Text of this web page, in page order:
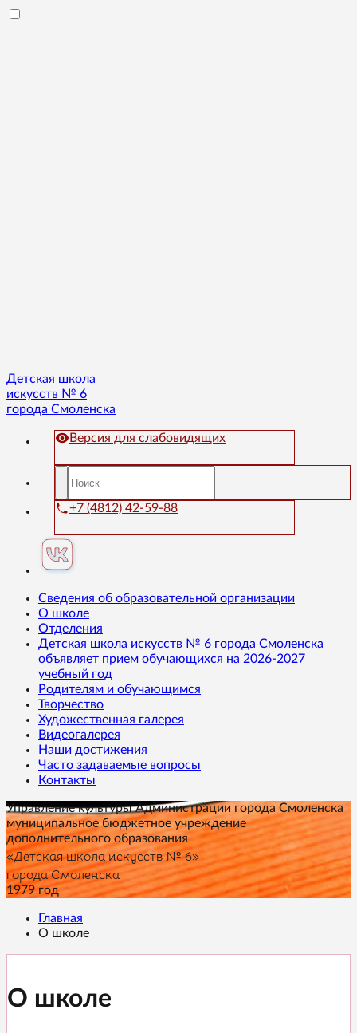
Детская школа
искусств № 6
города Смоленска
Версия для слабовидящих
+7 (4812) 42-59-88
Сведения об образовательной организации
О школе
Отделения
Детская школа искусств № 6 города Смоленска
объявляет прием обучающихся на 2026-2027
учебный год
Родителям и обучающимся
Творчество
Художественная галерея
Видеогалерея
Наши достижения
Часто задаваемые вопросы
Контакты
Управление культуры Администрации города Смоленска
муниципальное бюджетное учреждение
дополнительного образования
«Детская школа искусств № 6»
города Смоленска
1979 год
Главная
О школе
О школе